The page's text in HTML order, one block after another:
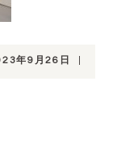
年9月26日